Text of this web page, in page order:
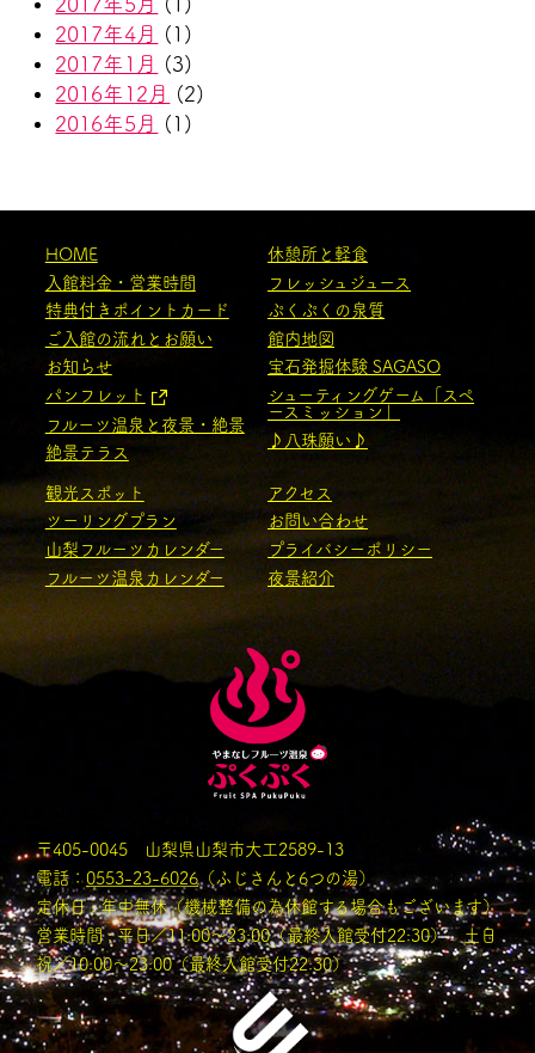
2017年5月
(1)
2017年4月
(1)
2017年1月
(3)
2016年12月
(2)
2016年5月
(1)
HOME
入館料金・営業時間
特典付きポイントカード
ご入館の流れとお願い
お知らせ
パンフレット
フルーツ温泉と夜景・絶景
絶景テラス
休憩所と軽食
フレッシュジュース
ぷくぷくの泉質
館内地図
宝石発掘体験 SAGASO
シューティングゲーム「スペ
ースミッション」
♪八珠願い♪
観光スポット
ツーリングプラン
山梨フルーツカレンダー
フルーツ温泉カレンダー
アクセス
お問い合わせ
プライバシーポリシー
夜景紹介
〒405-0045 山梨県山梨市大工2589-13
電話：0553-23-6026（ふじさんと6つの湯）
定休日 : 年中無休（機械整備の為休館する場合もございます）
営業時間 : 平日／11:00〜23:00（最終入館受付22:30） 土日
祝／10:00～23:00（最終入館受付22:30）